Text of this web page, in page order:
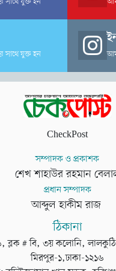
যানজট সৃষ্টি হয়, যা নিয়ন্ত্রণে
পার্কিং হিসেবে ব্যবহারের
সাথে যুক্ত হন
CheckPost
সম্পাদক ও প্রকাশক
শেখ শাহাউর রহমান
প্রধান সম্পাদক
আব্দুল হাকীম রাজ
ঠিকানা
ব্লক # বি, ৩য় কলোনি,
মিরপুর-১,ঢাকা-১২১৬